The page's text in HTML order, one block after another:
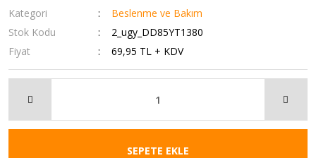
Kategori
Beslenme ve Bakım
Stok Kodu
2_ugy_DD85YT1380
Fiyat
69,95 TL + KDV
SEPETE EKLE